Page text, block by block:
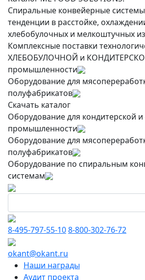
Спиральные конвейерные
тенденции в расстойке,
хлебобулочных и мелкоштучных
Комплексные поставки
ХЛЕБОБУЛОЧНОЙ и
промышленности
Оборудование для
полуфабрикатов
Скачать каталог
Оборудование для кондитерской
промышленности
Оборудование для
полуфабрикатов
Оборудование по спиральным
системам
8-495-797-55-108-800-302-76-72
okant@okant.ru
Наши награды
Аудит проекта